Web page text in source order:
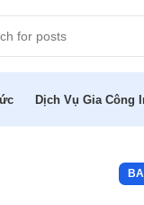
Dịch Vụ Gia Công